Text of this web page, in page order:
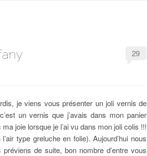
29
je viens vous présenter un joli vernis de
un vernis que j’avais dans mon panier
joie lorsque je l’ai vu dans mon joli colis !!!
type greluche en folie). Aujourd’hui nous
de suite, bon nombre d’entre vous